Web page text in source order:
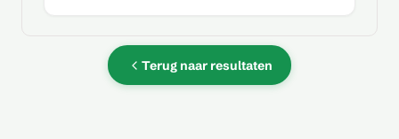
Terug naar resultaten